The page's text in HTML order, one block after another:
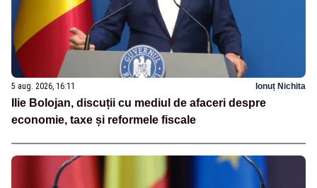
5 aug. 2026, 16:11 Ionuț Nichita
Ilie Bolojan, discuții cu mediul de afaceri despre
economie, taxe și reformele fiscale